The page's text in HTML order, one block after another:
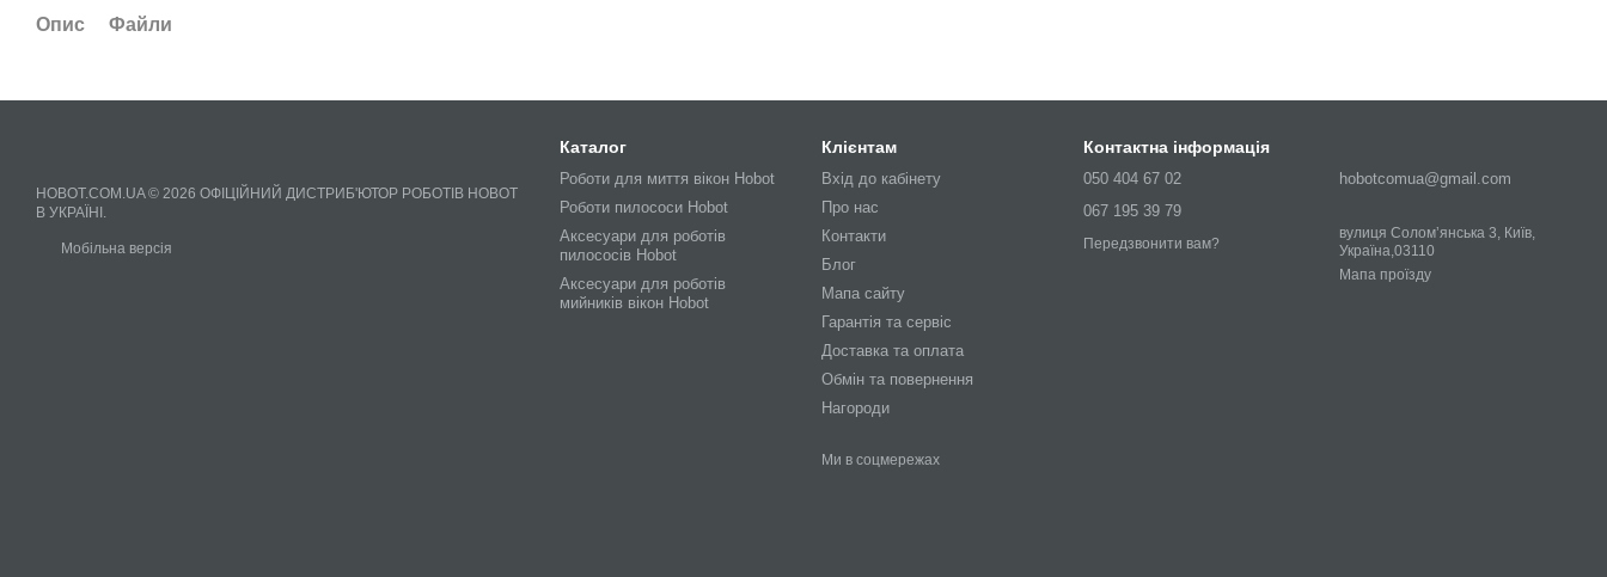
Опис Файли
HOBOT.COM.UA © 2026 ОФІЦІЙНИЙ ДИСТРИБ'ЮТОР РОБОТІВ HOBOT
В УКРАЇНІ.
Мобільна версія
Каталог
Роботи для миття вікон Hobot
Роботи пилососи Hobot
Аксесуари для роботів
пилососів Hobot
Аксесуари для роботів
мийників вікон Hobot
Клієнтам
Вхід до кабінету
Про нас
Контакти
Блог
Мапа сайту
Гарантія та сервіс
Доставка та оплата
Обмін та повернення
Нагороди
Ми в соцмережах
Контактна інформація
050 404 67 02
067 195 39 79
Передзвонити вам?
hobotcomua@gmail.com
вулиця Соломʼянська 3, Київ,
Україна,03110
Мапа проїзду